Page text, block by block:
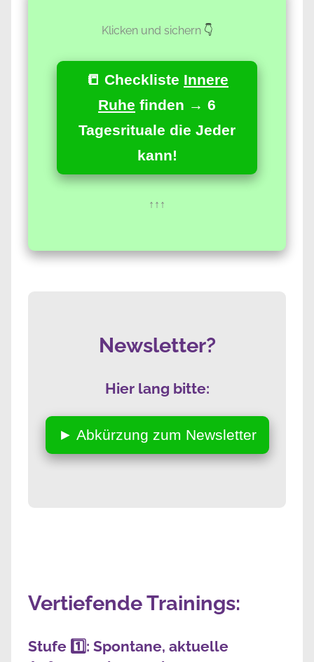
Klicken und sichern👇
📒 Checkliste Innere
Ruhe finden → 6
Tagesrituale die Jeder
kann!
↑↑↑
Newsletter?
Hier lang bitte:
► Abkürzung zum Newsletter
Vertiefende Trainings:
Stufe 1️⃣: Spontane, aktuelle